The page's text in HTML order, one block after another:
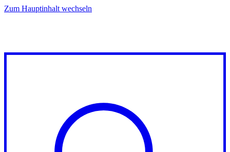
Zum Hauptinhalt wechseln